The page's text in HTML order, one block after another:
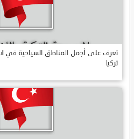
تعرف على أجمل المناطق السياحية في
تركيا